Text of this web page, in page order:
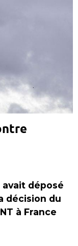
déposé
décision du
à France